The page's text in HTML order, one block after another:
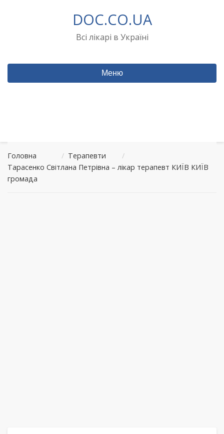
DOC.CO.UA
Всі лікарі в Україні
Меню
Головна / Терапевти
/
Тарасенко Світлана Петрівна – лікар терапевт КИЇВ КИЇВ
громада